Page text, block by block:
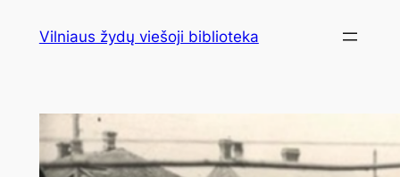
Vilniaus žydų viešoji biblioteka